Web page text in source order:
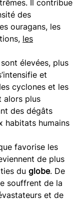
Il contribue
des
ouragans, les
les
élevées, plus
et
cyclones et les
alors plus
des dégâts
habitats humains
favorise les
de plus
du globe. De
souffrent de la
et de